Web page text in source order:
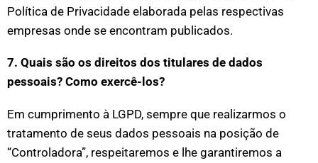
Política de Privacidade elaborada pelas respectivas
empresas onde se encontram publicados.
7. Quais são os direitos dos titulares de dados
pessoais? Como exercê-los?
Em cumprimento à LGPD, sempre que realizarmos o
tratamento de seus dados pessoais na posição de
“Controladora”, respeitaremos e lhe garantiremos a